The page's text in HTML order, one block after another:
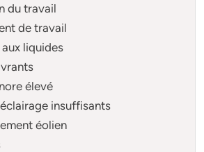
du travail
de travail
aux liquides
élevé
insuffisants
éolien